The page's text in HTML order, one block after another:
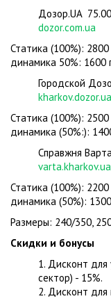
Дозор.UA
dozor.com.ua
Статика (100%):
динамика 50%: 1600
Городской
kharkov.dozor.ua
Статика (100%):
динамика (50%:):
Справжня
varta.kharkov.ua
Статика (100%):
динамика (50%):
Размеры: 240/350,
Скидки и бонусы
1. Дисконт для
сектор) - 15%.
2. Дисконт для